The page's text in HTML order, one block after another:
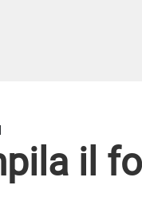
il